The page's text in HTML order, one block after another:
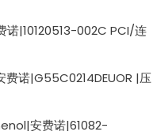
|10120513-002C PCI/连
诺|G55C0214DEUOR |压
安费诺|61082-